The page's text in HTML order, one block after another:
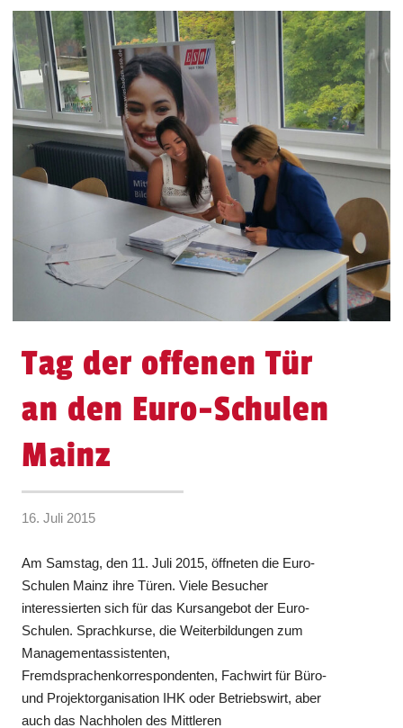
Tag der offenen Tür
an den Euro-Schulen
Mainz
16. Juli 2015
Am Samstag, den 11. Juli 2015, öffneten die Euro-
Schulen Mainz ihre Türen. Viele Besucher
interessierten sich für das Kursangebot der Euro-
Schulen. Sprachkurse, die Weiterbildungen zum
Managementassistenten,
Fremdsprachenkorrespondenten, Fachwirt für Büro-
und Projektorganisation IHK oder Betriebswirt, aber
auch das Nachholen des Mittleren